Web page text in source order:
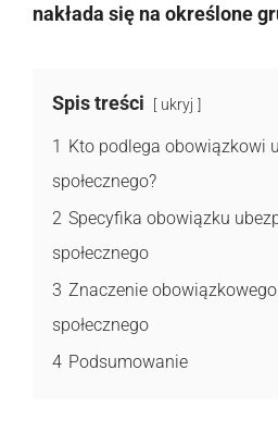
nakłada się na określone
Spis treści ukryj
1 Kto podlega obowiązkowi
społecznego?
2 Specyfika obowiązku
społecznego
3 Znaczenie
społecznego
4 Podsumowanie